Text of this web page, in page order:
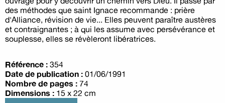
des méthodes que saint Ignace recommande : prière
d'Alliance, révision de vie... Elles peuvent paraître austères
et contraignantes ; à qui les assume avec persévérance et
souplesse, elles se révèleront libératrices.
Référence : 354
Date de publication : 01/06/1991
Nombre de pages : 74
Dimensions : 15 x 22 cm